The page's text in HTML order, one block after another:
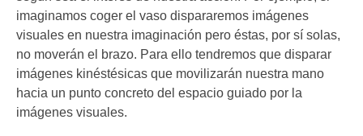
imaginamos coger el vaso dispararemos imágenes
visuales en nuestra imaginación pero éstas, por sí solas,
no moverán el brazo. Para ello tendremos que disparar
imágenes kinéstésicas que movilizarán nuestra mano
hacia un punto concreto del espacio guiado por la
imágenes visuales.